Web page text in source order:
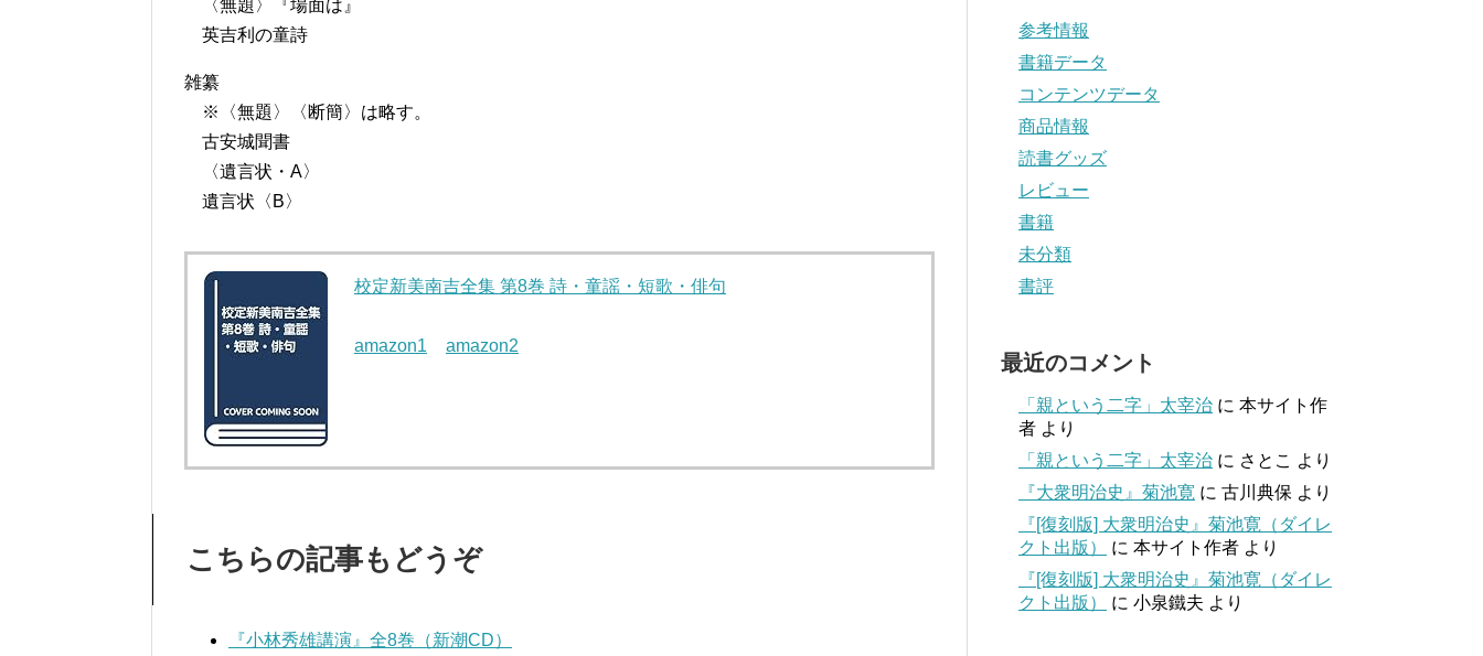
〈無題〉『場面は』
英吉利の童詩
雑纂
※〈無題〉〈断簡〉は略す。
古安城聞書
〈遺言状・A〉
遺言状〈B〉
校定新美南吉全集 第8巻 詩・童謡・短歌・俳句
amazon1 amazon2
こちらの記事もどうぞ
『小林秀雄講演』全8巻（新潮CD）
参考情報
書籍データ
コンテンツデータ
商品情報
読書グッズ
レビュー
書籍
未分類
書評
最近のコメント
「親という二字」太宰治 に 本サイト作
者 より
「親という二字」太宰治 に さとこ より
『大衆明治史』菊池寛 に 古川典保 より
『[復刻版] 大衆明治史』菊池寛（ダイレ
クト出版）
に 本サイト作者 より
『[復刻版] 大衆明治史』菊池寛（ダイレ
クト出版）
に 小泉鐵夫 より